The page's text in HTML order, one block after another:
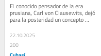
El conocido pensador de la era
prusiana, Carl von Clausewits, dejó
para la posteridad un concepto
icónico sobre la guerra, afirmando
que esta no era...
22.10.2025
200